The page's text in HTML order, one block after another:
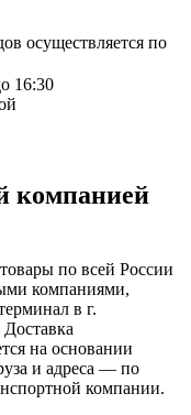
осуществляется по
16:30
компанией
по всей России
компаниями,
в г.
на основании
и адреса — по
компании.